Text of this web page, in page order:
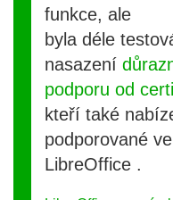
funkce, ale
byla déle
nasazení
podporu od
kteří také
podporované
LibreOffice .